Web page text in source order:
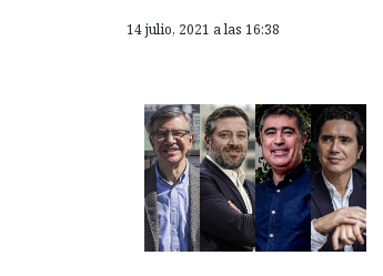
14 julio, 2021 a las 16:38